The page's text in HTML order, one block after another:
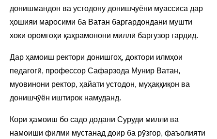
донишмандон ва устодону донишҷӯёни муассиса дар
ҳошияи маросими ба Ватан баргардондани мушти
хоки оромгоҳи қаҳрамонони миллӣ баргузор гардид.
Дар ҳамоиш ректори донишгоҳ, доктори илмҳои
педагогӣ, профессор Сафарзода Мунир Ватан,
муовинони ректор, ҳайати устодон, муҳаққиқон ва
донишҷӯён иштирок намуданд.
Кори ҳамоиш бо садо додани Суруди миллӣ ва
намоиши филми мустанад доир ба рӯзгор, фаъолияти